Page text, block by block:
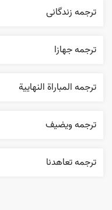
ترجمه زندگانی
ترجمه جهازا
ترجمه المباراة النهایية
ترجمه ويضيف
ترجمه تعاهدنا